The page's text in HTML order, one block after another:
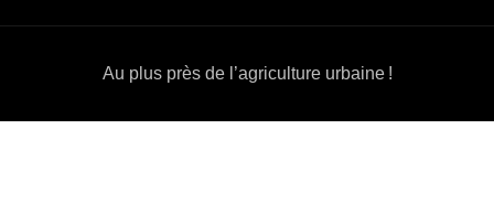
Au plus près de l’agriculture urbaine !